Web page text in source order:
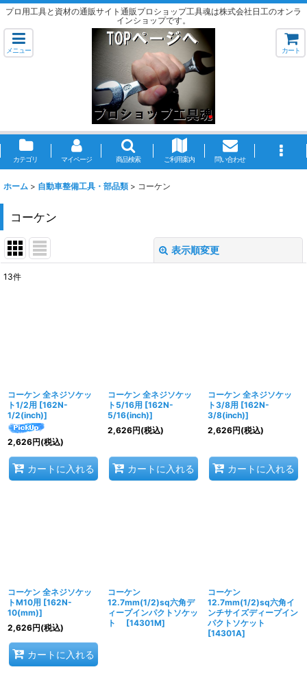
プロ用工具と資材の通販サイト通販プロショップ工具魂は株式会社日工のオンラ
インショップです。
メニュー カート
カテゴリ マイページ 商品検索 ご利用案内 問い合わせ
ホーム > 自動車整備工具・部品類 > コーケン
コーケン
表示順変更
13件
コーケン 全ネジソケッ
ト1/2用 [162N-
1/2(inch)]
2,626円(税込)
カートに入れる
コーケン 全ネジソケッ
ト5/16用 [162N-
5/16(inch)]
2,626円(税込)
カートに入れる
コーケン 全ネジソケッ
ト3/8用 [162N-
3/8(inch)]
2,626円(税込)
カートに入れる
コーケン 全ネジソケッ
トM10用 [162N-
10(mm)]
2,626円(税込)
カートに入れる
コーケン
12.7mm(1/2)sq六角デ
ィープインパクトソケッ
ト
[14301M]
コーケン
12.7mm(1/2)sq六角イ
ンチサイズディープイン
パクトソケット
[14301A]